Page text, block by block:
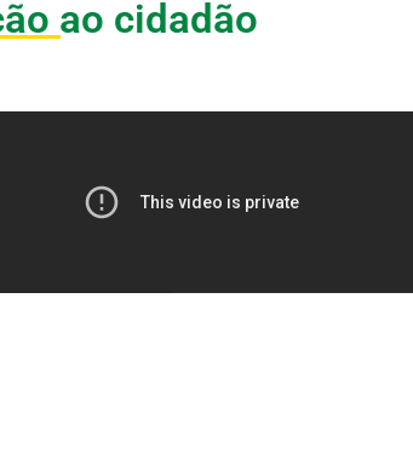
ao cidadão